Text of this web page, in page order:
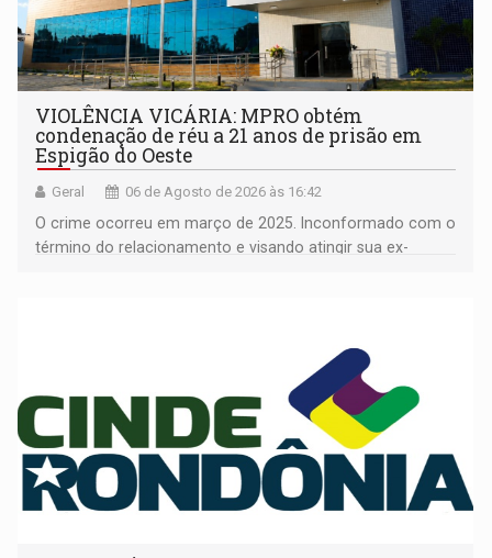
VIOLÊNCIA VICÁRIA: MPRO obtém
condenação de réu a 21 anos de prisão em
Espigão do Oeste
Geral 06 de Agosto de 2026 às 16:42
O crime ocorreu em março de 2025. Inconformado com o
término do relacionamento e visando atingir sua ex-